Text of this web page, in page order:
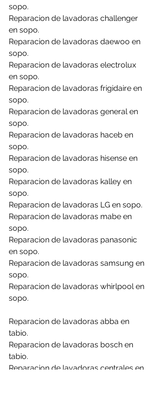
sopo.
Reparacion de lavadoras challenger
en sopo.
Reparacion de lavadoras daewoo en
sopo.
Reparacion de lavadoras electrolux
en sopo.
Reparacion de lavadoras frigidaire en
sopo.
Reparacion de lavadoras general en
sopo.
Reparacion de lavadoras haceb en
sopo.
Reparacion de lavadoras hisense en
sopo.
Reparacion de lavadoras kalley en
sopo.
Reparacion de lavadoras LG en sopo.
Reparacion de lavadoras mabe en
sopo.
Reparacion de lavadoras panasonic
en sopo.
Reparacion de lavadoras samsung en
sopo.
Reparacion de lavadoras whirlpool en
sopo.
Reparacion de lavadoras abba en
tabio.
Reparacion de lavadoras bosch en
tabio.
Reparacion de lavadoras centrales en